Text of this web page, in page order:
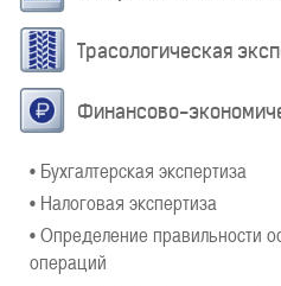
Трасологическая
Финансово-
• Бухгалтерская экспертиза
• Налоговая экспертиза
• Определение правильности
операций